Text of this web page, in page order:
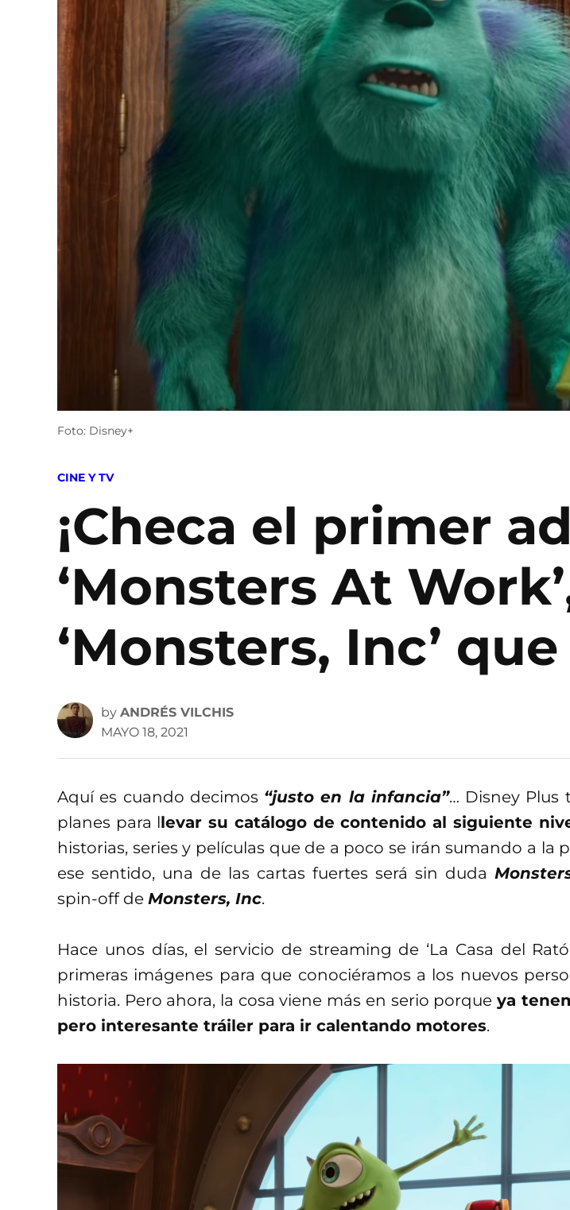
Foto: Disney+
POSTED
CINE Y TV
¡Checa el primer
‘Monsters At
‘Monsters, Inc’
by ANDRÉS VILCHIS
MAYO 18, 2021
Aquí es cuando decimos “justo en la infancia”… Disney Plus
planes para llevar su catálogo de contenido al siguiente
historias, series y películas que de a poco se irán sumando a la
ese sentido, una de las cartas fuertes será sin duda
spin-off de Monsters, Inc.
Hace unos días, el servicio de streaming de ‘La Casa del
primeras imágenes para que conociéramos a los nuevos
historia. Pero ahora, la cosa viene más en serio porque ya
pero interesante tráiler para ir calentando motores.